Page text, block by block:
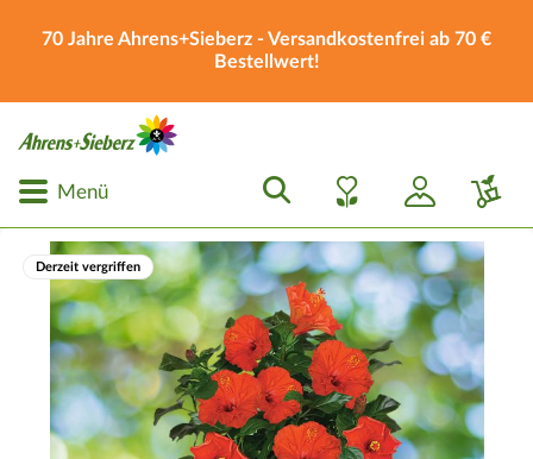
70 Jahre Ahrens+Sieberz - Versandkostenfrei ab 70 €
Bestellwert!
Menü
Derzeit vergriffen